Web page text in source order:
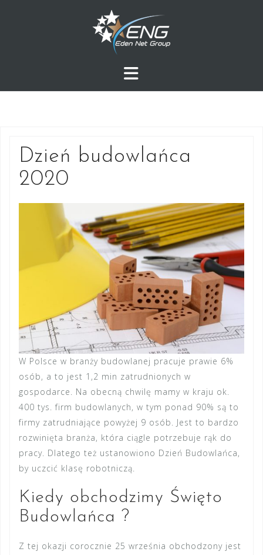
Dzień budowlańca
2020
W Polsce w branży budowlanej pracuje prawie 6%
osób, a to jest 1,2 min zatrudnionych w
gospodarce. Na obecną chwilę mamy w kraju ok.
400 tys. firm budowlanych, w tym ponad 90% są to
firmy zatrudniające powyżej 9 osób. Jest to bardzo
rozwinięta branża, która ciągle potrzebuje rąk do
pracy. Dlatego też ustanowiono Dzień Budowlańca,
by uczcić klasę robotniczą.
Kiedy obchodzimy Święto
Budowlańca ?
Z tej okazji corocznie 25 września obchodzony jest